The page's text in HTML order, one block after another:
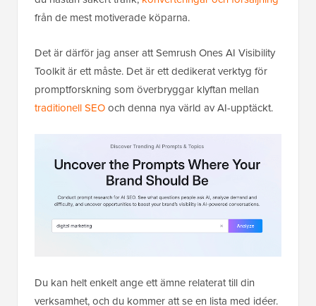
från de mest motiverade köparna.
Det är därför jag anser att Semrush Ones AI Visibility
Toolkit är ett måste. Det är ett dedikerat verktyg för
promptforskning som överbryggar klyftan mellan
traditionell SEOoch denna nya värld av AI-upptäckt.
Du kan helt enkelt ange ett ämne relaterat till din
verksamhet, och du kommer att se en lista med idéer.